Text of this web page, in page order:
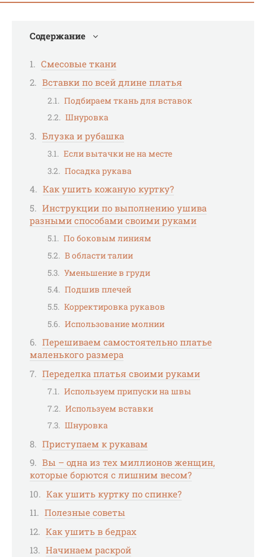
Содержание
Смесовые ткани
Вставки по всей длине платья
Подбираем ткань для вставок
Шнуровка
Блузка и рубашка
Если вытачки не на месте
Посадка рукава
Как ушить кожаную куртку?
Инструкции по выполнению ушива
разными способами своими руками
По боковым линиям
В области талии
Уменьшение в груди
Подшив плечей
Корректировка рукавов
Использование молнии
Перешиваем самостоятельно платье
маленького размера
Переделка платья своими руками
Используем припуски на швы
Используем вставки
Шнуровка
Приступаем к рукавам
Вы – одна из тех миллионов женщин,
которые борются с лишним весом?
Как ушить куртку по спинке?
Полезные советы
Как ушить в бедрах
Начинаем раскрой